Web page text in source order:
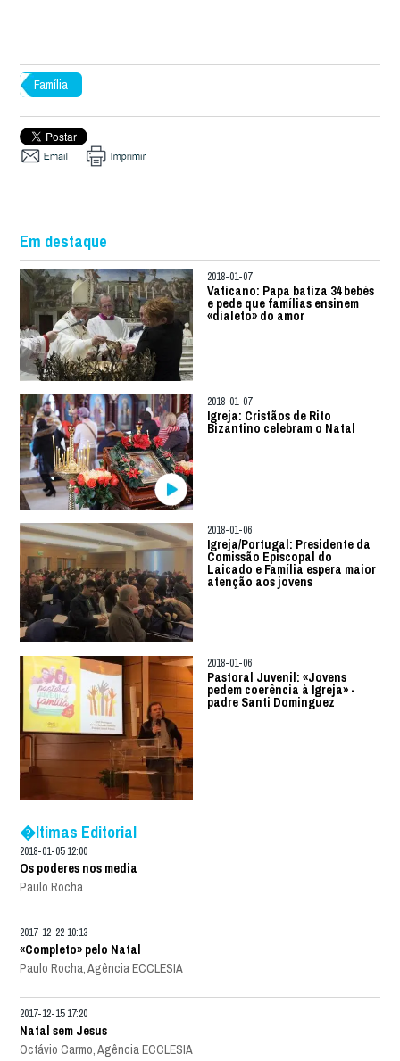
Família
Em destaque
2018-01-07
Vaticano: Papa batiza 34 bebés
e pede que famílias ensinem
«dialeto» do amor
2018-01-07
Igreja: Cristãos de Rito
Bizantino celebram o Natal
2018-01-06
Igreja/Portugal: Presidente da
Comissão Episcopal do
Laicado e Família espera maior
atenção aos jovens
2018-01-06
Pastoral Juvenil: «Jovens
pedem coerência à Igreja» -
padre Santi Dominguez
�ltimas Editorial
2018-01-05 12:00
Os poderes nos media
Paulo Rocha
2017-12-22 10:13
«Completo» pelo Natal
Paulo Rocha, Agência ECCLESIA
2017-12-15 17:20
Natal sem Jesus
Octávio Carmo, Agência ECCLESIA